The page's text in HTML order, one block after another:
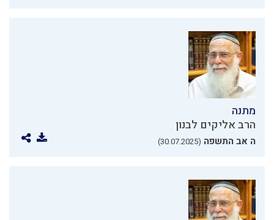
מתנה
הרב אליקים לבנון
ה אב התשפה (30.07.2025)